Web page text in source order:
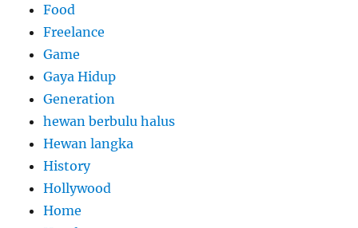
Food
Freelance
Game
Gaya Hidup
Generation
hewan berbulu halus
Hewan langka
History
Hollywood
Home